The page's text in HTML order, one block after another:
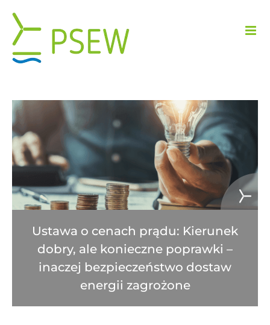
zawartości
Ustawa o cenach prądu: Kierunek
dobry, ale konieczne poprawki –
inaczej bezpieczeństwo dostaw
energii zagrożone